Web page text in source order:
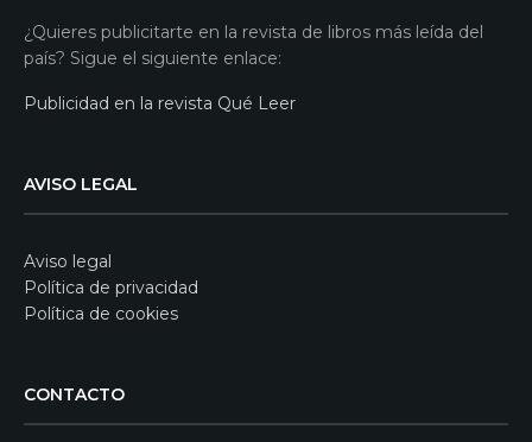
¿Quieres publicitarte en la revista de libros más leída del
país? Sigue el siguiente enlace:
Publicidad en la revista Qué Leer
AVISO LEGAL
Aviso legal
Política de privacidad
Política de cookies
CONTACTO